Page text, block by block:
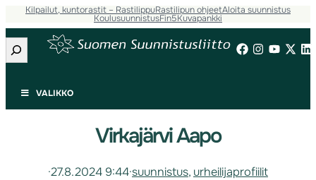
Kilpailut, kuntorastit – RastilippuRastilipun ohjeetAloita suunnistus
KoulusuunnistusFin5Kuvapankki
Etsi
VALIKKO
Virkajärvi Aapo
·27.8.2024 9:44·suunnistus, urheilijaprofiilit